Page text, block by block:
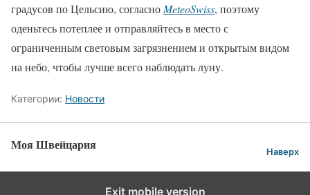
градусов по Цельсию, согласно MeteoSwiss, поэтому
оденьтесь потеплее и отправляйтесь в место с
ограниченным световым загрязнением и открытым видом
на небо, чтобы лучше всего наблюдать луну.
Категории: Новости
Моя Швейцария Наверх
Exit mobile version